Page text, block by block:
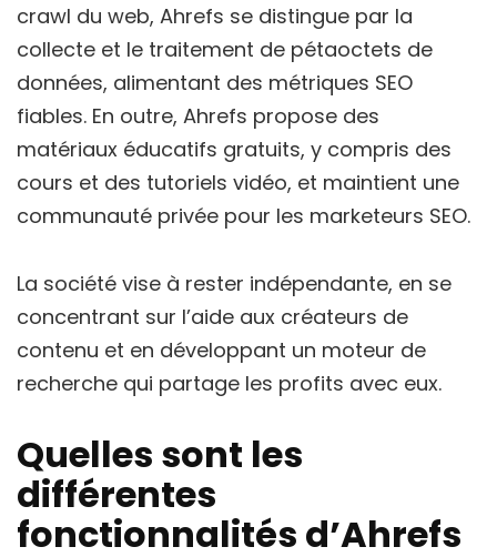
crawl du web, Ahrefs se distingue par la
collecte et le traitement de pétaoctets de
données, alimentant des métriques SEO
fiables. En outre, Ahrefs propose des
matériaux éducatifs gratuits, y compris des
cours et des tutoriels vidéo, et maintient une
communauté privée pour les marketeurs SEO.
La société vise à rester indépendante, en se
concentrant sur l’aide aux créateurs de
contenu et en développant un moteur de
recherche qui partage les profits avec eux.
Quelles sont les
différentes
fonctionnalités d’Ahrefs